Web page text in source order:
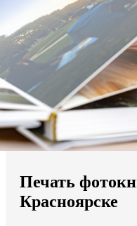
Мы доставляем по всему
Продолжить без города
Печать
Красноярске